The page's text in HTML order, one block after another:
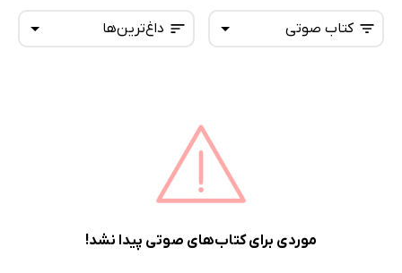
داغ‌ترین‌ها
پرفروش‌ها
پربحث‌ها
کتاب صوتی
موردی برای کتاب‌های صوتی پیدا نشد!